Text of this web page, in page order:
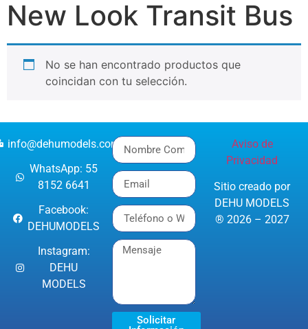
New Look Transit Bus
No se han encontrado productos que
coincidan con tu selección.
info@dehumodels.com
WhatsApp: 55
8152 6641
Facebook:
DEHUMODELS
Instagram:
DEHU
MODELS
Solicitar
Aviso de
Privacidad
Sitio creado por
DEHU MODELS
® 2026 – 2027